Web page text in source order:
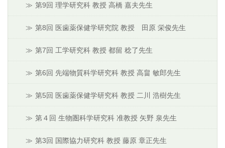
第9回 理学研究科 教授 高橋 嘉夫先生
第8回 医歯薬保健学研究院 教授 田原 栄俊先生
第7回 工学研究科 教授 都留 稔了先生
第6回 先端物質科学研究科 教授 高畠 敏郎先生
第5回 医歯薬保健学研究科 教授 二川 浩樹先生
第４回 生物圏科学研究科 准教授 矢野 泉先生
第3回 国際協力研究科 教授 藤原 章正先生